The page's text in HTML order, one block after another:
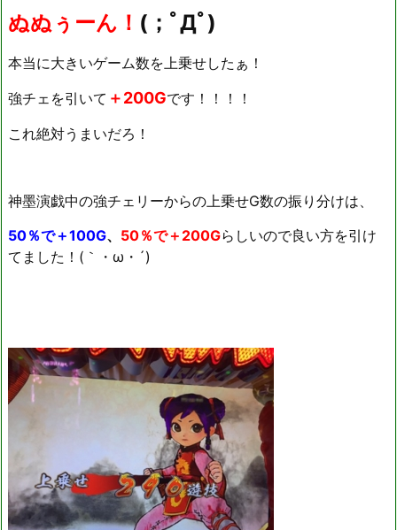
ぬぬぅーん！ (；ﾟДﾟ)
本当に大きいゲーム数を上乗せしたぁ！
強チェを引いて ＋200Gです！！！！
これ絶対うまいだろ！
神墨演戯中の強チェリーからの上乗せG数の振り分けは、
50％で＋100G、 50％で＋200Gらしいので良い方を引け
てました！(｀・ω・´)ゞ